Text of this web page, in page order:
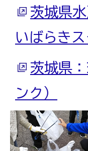
茨城県
いばらき
茨城県
ンク）